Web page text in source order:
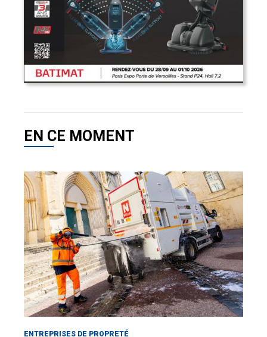
EN CE MOMENT
ENTREPRISES DE PROPRETÉ